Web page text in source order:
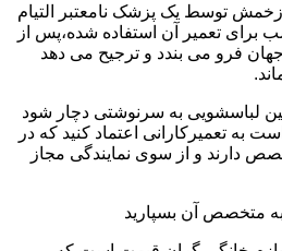
توسط یک پزشک نامعتبر التیام
برای تعمیر آن استفاده شده،پس از
فرو می بندد و ترجیح می دهد
لباسشویی به سرنوشتی دچار شود
به تعمیرکارانی اعتماد کنید که در
دارند و از سوی نمایندگی مجاز
به متخصص آن بسپارید